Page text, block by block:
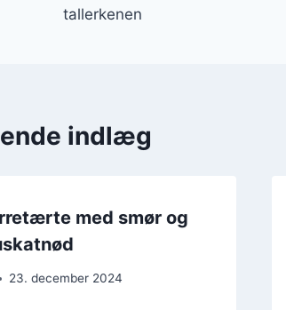
tallerkenen
indlæg
med smør og
23. december 2024